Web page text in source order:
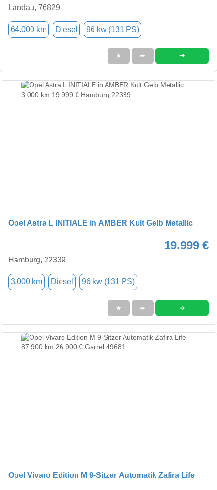
Landau, 76829
64.000 km Diesel 96 kw (131 PS)
★ ➦ ➜
Opel Astra L INITIALE in AMBER Kult Gelb Metallic
19.999 €
Hamburg, 22339
3.000 km Diesel 96 kw (131 PS)
★ ➦ ➜
Opel Vivaro Edition M 9-Sitzer Automatik Zafira Life